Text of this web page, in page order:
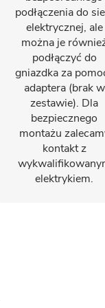
podłączenia do
elektrycznej, ale
można je
podłączyć do
gniazdka za
adaptera (brak w
zestawie). Dla
bezpiecznego
montażu
kontakt z
elektrykiem.